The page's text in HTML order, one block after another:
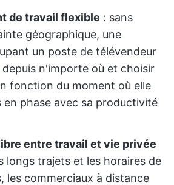
de travail flexible : sans
géographique, une
un poste de télévendeur
n'importe où et choisir
fonction du moment où elle
en phase avec sa productivité
entre travail et vie privée
longs trajets et les horaires de
les commerciaux à distance